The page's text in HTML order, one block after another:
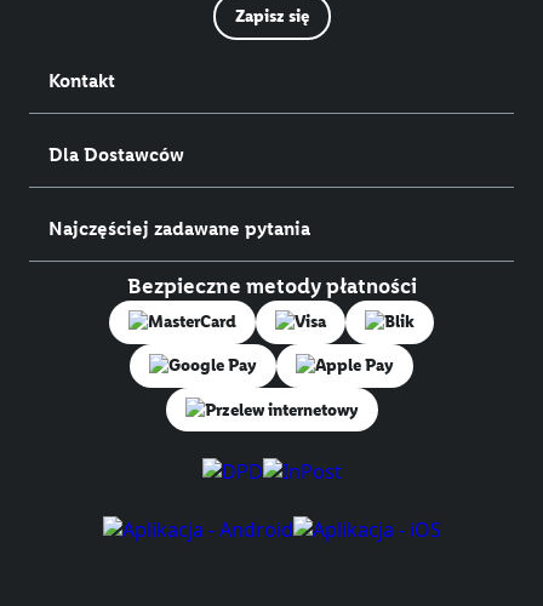
Zapisz się
Kontakt
Dla Dostawców
Najczęściej zadawane pytania
Bezpieczne metody płatności
Przelew internetowy